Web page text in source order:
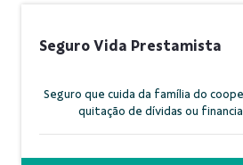
Seguro Vida Prestamista
Seguro que cuida da família do
quitação de dívidas ou